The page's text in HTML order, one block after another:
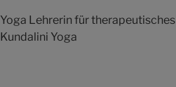
Yoga Lehrerin für
Kundalini Yoga